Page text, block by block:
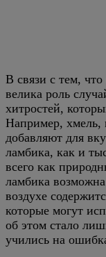
В связи с тем,
велика роль
хитростей,
Например, хмель,
добавляют для
ламбика, как и
всего как
ламбика
воздухе
которые могут
об этом стало
учились на